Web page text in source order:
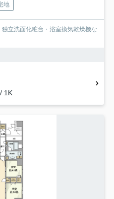
地
立洗面化粧台・浴室換気乾燥機な
1K